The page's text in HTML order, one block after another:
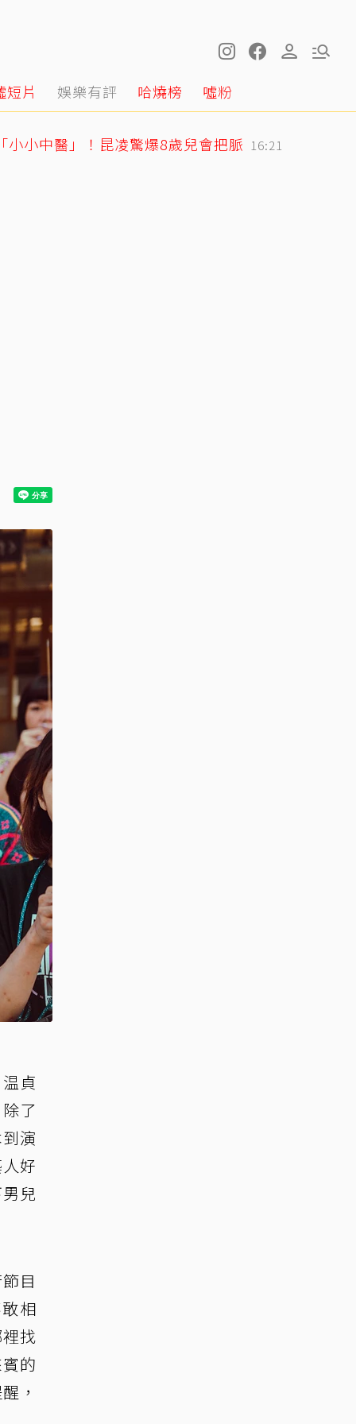
短片 娛樂有評 哈燒榜 噓粉
小中醫」！昆凌驚爆8歲兒會把脈 16:21
温貞
了
演
好
兒
目
相
找
的
，